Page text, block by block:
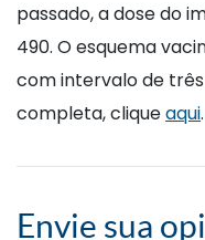
passado, a dose do
490. O esquema
com intervalo de
completa, cliqueaqui.
Envie sua